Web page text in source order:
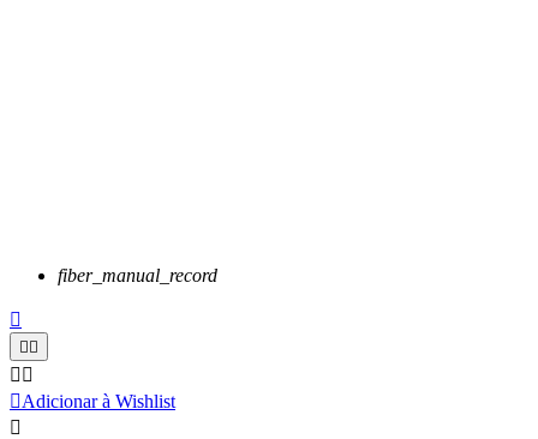
fiber_manual_record

 
 
Adicionar à Wishlist
